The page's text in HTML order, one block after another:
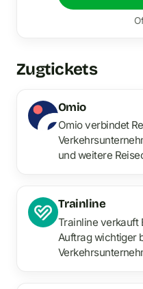
Zugtickets
Omio
Omio verbindet
und weitere
Trainline
Trainline verkauft
Auftrag wichtiger